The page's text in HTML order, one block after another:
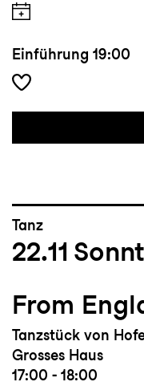
Einführung 19:00
Tanz
22.11
From
Tanzstück von
Grosses Haus
17:00 - 18:00